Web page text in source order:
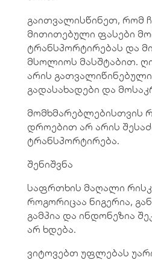
გაითვალისწინეთ, რომ
მითითებული ფასები
ტრანსპორტირებას და
მსოლიოს მასშტაბით.
არის
გადასახადები და
მომხმარებლებისთვის
დროებით არ არის
ტრანსპორტირება.
შენიშვნა
საფრთხის მაღალი
როგორიცაა ნიგერია,
გამპია და ინდონეზია
არ ხდება.
ვიტოვებთ უფლებას